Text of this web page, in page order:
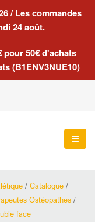
/ Les commandes
24 août.
pour 50€ d'achats
(B1ENV3NUE10)
/ Catalogue /
Ostéopathes /
face